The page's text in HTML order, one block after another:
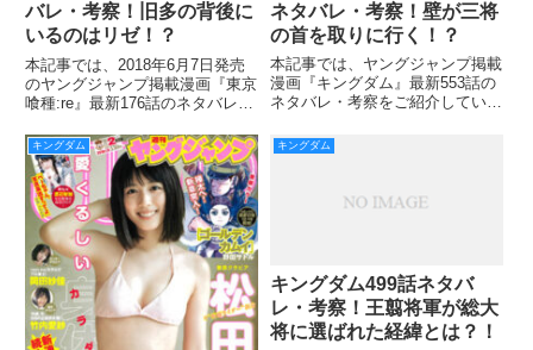
バレ・考察！旧多の背後に
いるのはリゼ！？
本記事では、2018年6月7日発売
のヤングジャンプ掲載漫画『東京
喰種:re』最新176話のネタバレ・
多を倒すことができたカネキは、
ラスボスである竜と戦うことにな
りそうです。 一方CCGもエトや
ナキの参戦で大きな
ネタバレ・考察！壁が三将
の首を取りに行く！？
本記事では、ヤングジャンプ掲載
漫画『キングダム』最新553話の
ネタバレ・考察をご紹介していき
楊端和が告げた作戦は、明日一日
で相手の武の半分に相当する主力
に犠牲が出るのは必至の博打と
キングダム キングダム
キングダム499話ネタバ
レ・考察！王翦将軍が総大
将に選ばれた経緯とは？！